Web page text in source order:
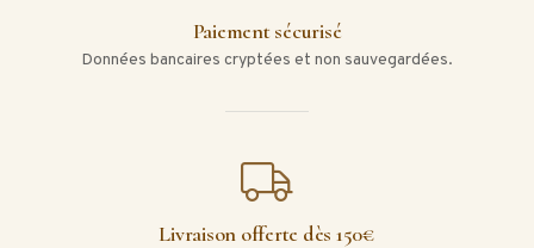
Paiement sécurisé
Données bancaires cryptées et non sauvegardées.
Livraison offerte dès 150€